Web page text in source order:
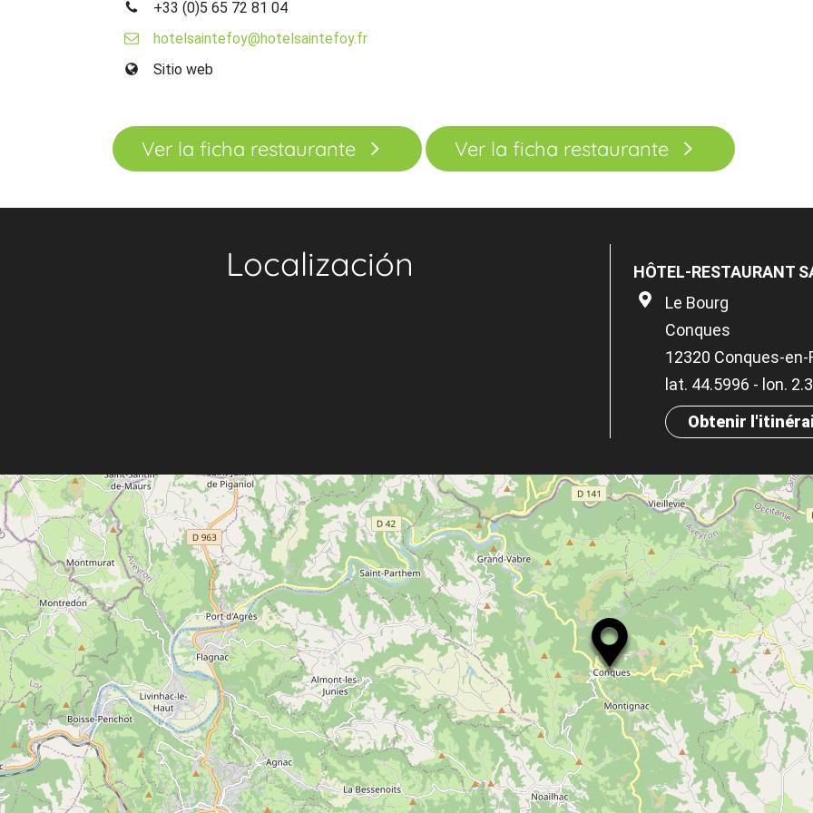
+33 (0)5 65 72 81 04
hotelsaintefoy@hotelsaintefoy.fr
Sitio web
Ver la ficha restaurante Ver la ficha restaurante
Localización
HÔTEL-RESTAURANT
Le Bourg
Conques
12320 Conques-en-
lat. 44.5996 - lon.
Obtenir